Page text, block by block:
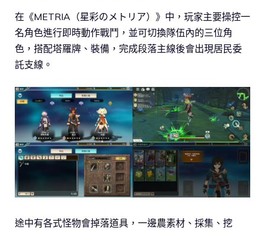
在《METRIA（星彩のメトリア）》中，玩家主要操控一
名角色進行即時動作戰鬥，並可切換隊伍內的三位角
色，搭配塔羅牌、裝備，完成段落主線後會出現居民委
託支線。
途中有各式怪物會掉落道具，一邊農素材、採集、挖